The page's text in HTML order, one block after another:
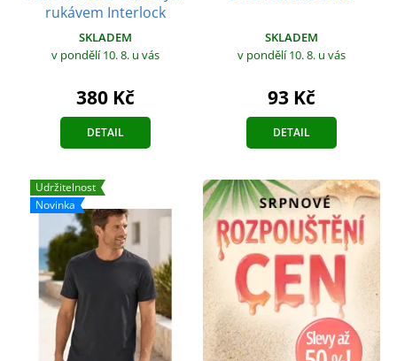
rukávem Interlock
SKLADEM
v pondělí 10. 8. u vás
380 Kč
DETAIL
SKLADEM
v pondělí 10. 8. u vás
93 Kč
DETAIL
Udržitelnost
Novinka